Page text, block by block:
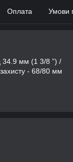
Оплата Умови
34.9 мм (1 3/8 ”) /
- 68/80 мм